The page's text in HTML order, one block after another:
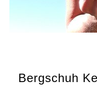
Bergschuh